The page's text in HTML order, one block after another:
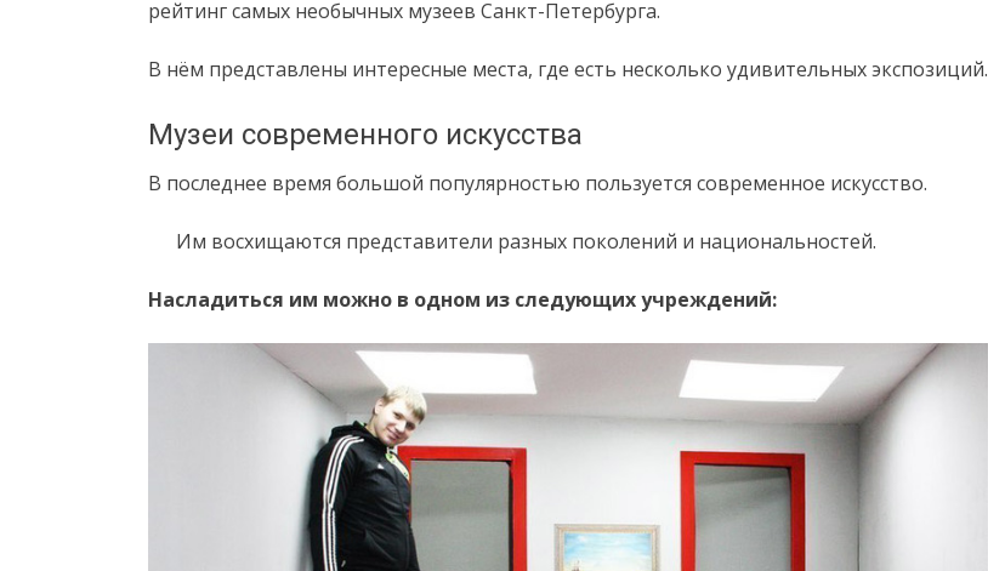
рейтинг самых необычных музеев Санкт-Петербурга.
В нём представлены интересные места, где есть несколько удивительных экспозиций.
Музеи современного искусства
В последнее время большой популярностью пользуется современное искусство.
Им восхищаются представители разных поколений и национальностей.
Насладиться им можно в одном из следующих учреждений: